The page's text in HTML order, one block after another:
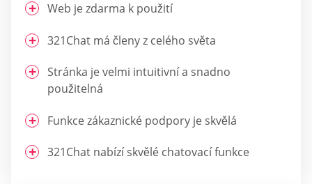
Web je zdarma k použití
321Chat má členy z celého světa
Stránka je velmi intuitivní a snadno
použitelná
Funkce zákaznické podpory je skvělá
321Chat nabízí skvělé chatovací funkce